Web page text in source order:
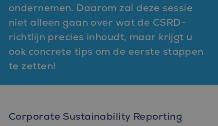
ondernemen. Daarom zal deze sessie
niet alleen gaan over wat de CSRD-
richtlijn precies inhoudt, maar krijgt u
ook concrete tips om de eerste stappen
te zetten!
Corporate Sustainability Reporting